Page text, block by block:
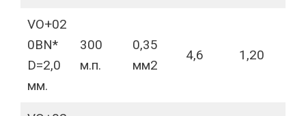
VO+02
0BN*
D=2,0
мм.
300
м.п.
0,35
мм2
4,6 1,20